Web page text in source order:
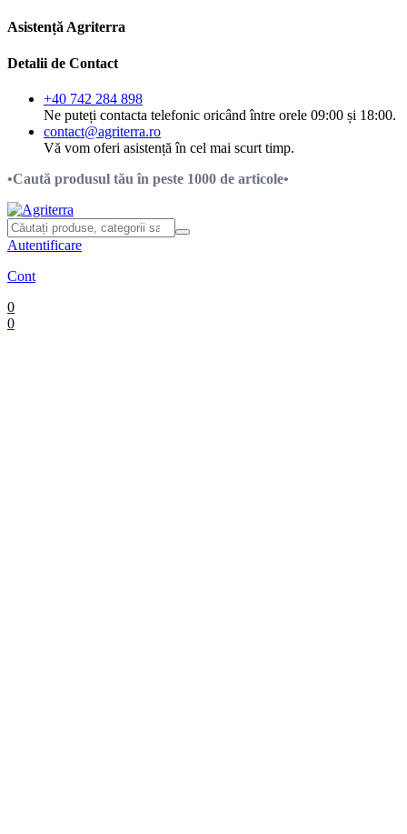
Asistență Agriterra
Detalii de Contact
+40 742 284 898
Ne puteți contacta telefonic oricând între orele 09:00 și 18:00.
contact@agriterra.ro
Vă vom oferi asistență în cel mai scurt timp.
•Caută produsul tău în peste 1000 de articole•
Autentificare
Cont
0
0